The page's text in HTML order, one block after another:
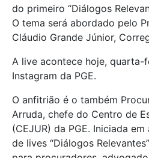
do primeiro “Diálogos
O tema será abordado pelo
Cláudio Grande Júnior,
A live acontece hoje, quarta-
Instagram da PGE.
O anfitrião é o também
Arruda, chefe do Centro de
(CEJUR) da PGE. Iniciada
de lives “Diálogos